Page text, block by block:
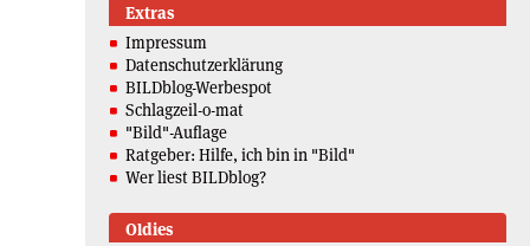
Extras
Impressum
Datenschutzerklärung
BILDblog-Werbespot
Schlagzeil-o-mat
"Bild"-Auflage
Ratgeber: Hilfe, ich bin in "Bild"
Wer liest BILDblog?
Oldies